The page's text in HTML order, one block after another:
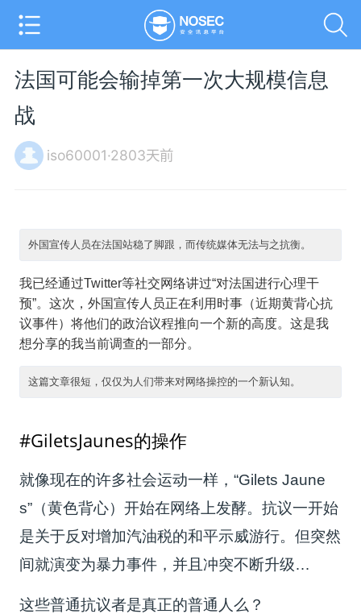
法国可能会输掉第一次大规模信息
战
iso60001·2803天前
外国宣传人员在法国站稳了脚跟，而传统媒体无法与之抗衡。
我已经通过Twitter等社交网络讲过“对法国进行心理干
预”。这次，外国宣传人员正在利用时事（近期黄背心抗
议事件）将他们的政治议程推向一个新的高度。这是我
想分享的我当前调查的一部分。
#GiletsJaunes的操作
就像现在的许多社会运动一样，“Gilets Jaune
s”（黄色背心）开始在网络上发酵。抗议一开始
是关于反对增加汽油税的和平示威游行。但突然
间就演变为暴力事件，并且冲突不断升级…
这些普通抗议者是真正的普通人么？